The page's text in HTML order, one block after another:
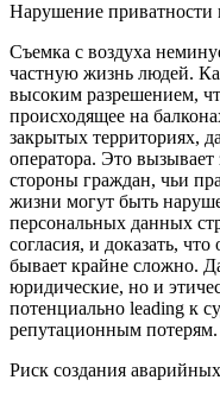
Нарушение приватности
Съемка с воздуха
частную жизнь людей.
высоким разрешением,
происходящее на
закрытых территориях,
оператора. Это
стороны граждан, чьи
жизни могут быть
персональных данных
согласия, и доказать,
бывает крайне сложно.
юридические, но и
потенциально leading к
репутационным потерям.
Риск создания